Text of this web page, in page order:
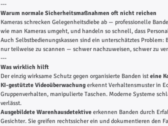
---
Warum normale Sicherheitsmaßnahmen oft nicht reichen
Kameras schrecken Gelegenheitsdiebe ab — professionelle
wie man Kameras umgeht, und handeln so schnell, dass
Auch Selbstbedienungskassen sind ein unterschätztes
nur teilweise zu scannen — schwer nachzuweisen, schwer zu
---
Was wirklich hilft
Der einzig wirksame Schutz gegen organisierte Banden ist eine
KI-gestützte Videoüberwachung erkennt Verhaltensmuster in
Gruppenverhalten, manipulierte Taschen. Moderne Systeme
verlässt.
Ausgebildete Warenhausdetektive erkennen Banden durch
Gesichter. Sie greifen rechtssicher ein und dokumentieren den